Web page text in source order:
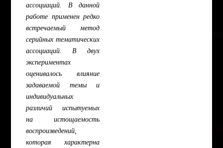
ассоциаций. В данной
работе применен редко
встречаемый метод
серийных тематических
ассоциаций. В двух
экспериментах
оценивалось влияние
задаваемой темы и
индивидуальных
различий испытуемых
на истощаемость
воспроизведений,
которая характерна